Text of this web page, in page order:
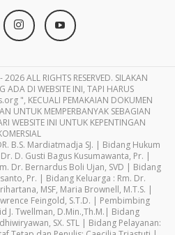
ALL RIGHTS RESERVED. SILAKAN
ADA DI WEBSITE INI, TAPI HARUS
", KECUALI PEMAKAIAN DOKUMEN
UNTUK MEMPERBANYAK SEBAGIAN
WEBSITE INI UNTUK KEPENTINGAN
B.S. Mardiatmadja SJ. | Bidang Hukum
D. Gusti Bagus Kusumawanta, Pr. |
Dr. Bernardus Boli Ujan, SVD | Bidang
Pr. | Bidang Keluarga : Rm. Dr.
MSF, Maria Brownell, M.T.S. |
Feingold, S.T.D. | Pembimbing
J. Twellman, D.Min.,Th.M.| Bidang
SX. STL | Bidang Pelayanan: